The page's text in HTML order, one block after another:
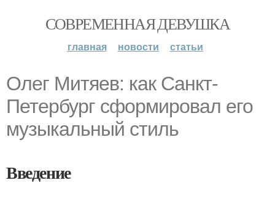
СОВРЕМЕННАЯ ДЕВУШКА
главная новости статьи
Олег Митяев: как Санкт-
Петербург сформировал его
музыкальный стиль
Введение